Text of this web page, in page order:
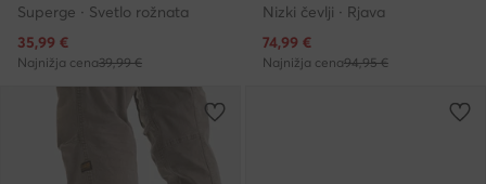
Superge · Svetlo rožnata
Trenutna cena
35,99 €
Najnižja cena39,99 €
Nizki čevlji · Rjava
Trenutna cena
74,99 €
Najnižja cena94,95 €